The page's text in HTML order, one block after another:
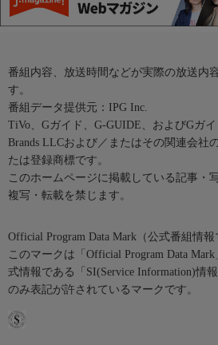
番組内容、放送時間などが実際の放送内
す。
番組データ提供元：IPG Inc.
TiVo、Gガイド、G-GUIDE、およびGガ
Brands LLCおよび／またはその関連会社
たは登録商標です。
このホームページに掲載している記事・
複写・転載を禁じます。
Official Program Data Mark（公式番組情報
このマークは「Official Program Data
式情報である「SI(Service Information)情
のみ表記が許されているマークです。